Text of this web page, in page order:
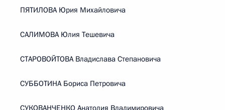
ПЯТИЛОВА Юрия Михайловича
САЛИМОВА Юлия Тешевича
СТАРОВОЙТОВА Владислава Степановича
СУББОТИНА Бориса Петровича
СУКОВАНЧЕНКО Анатолия Владимировича